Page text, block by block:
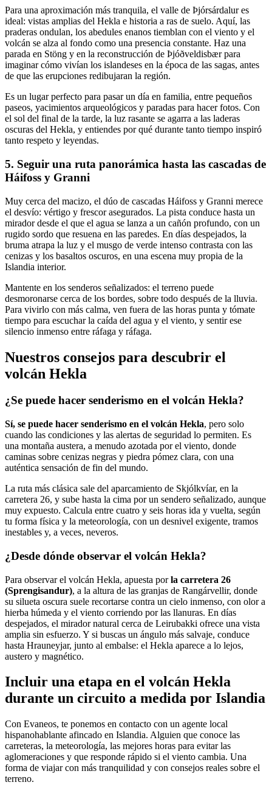
Para una aproximación más tranquila, el valle de Þjórsárdalur es
ideal: vistas amplias del Hekla e historia a ras de suelo. Aquí, las
praderas ondulan, los abedules enanos tiemblan con el viento y el
volcán se alza al fondo como una presencia constante. Haz una
parada en Stöng y en la reconstrucción de Þjóðveldisbær para
imaginar cómo vivían los islandeses en la época de las sagas, antes
de que las erupciones redibujaran la región.
Es un lugar perfecto para pasar un día en familia, entre pequeños
paseos, yacimientos arqueológicos y paradas para hacer fotos. Con
el sol del final de la tarde, la luz rasante se agarra a las laderas
oscuras del Hekla, y entiendes por qué durante tanto tiempo inspiró
tanto respeto y leyendas.
5. Seguir una ruta panorámica hasta las cascadas de
Háifoss y Granni
Muy cerca del macizo, el dúo de cascadas Háifoss y Granni merece
el desvío: vértigo y frescor asegurados. La pista conduce hasta un
mirador desde el que el agua se lanza a un cañón profundo, con un
rugido sordo que resuena en las paredes. En días despejados, la
bruma atrapa la luz y el musgo de verde intenso contrasta con las
cenizas y los basaltos oscuros, en una escena muy propia de la
Islandia interior.
Mantente en los senderos señalizados: el terreno puede
desmoronarse cerca de los bordes, sobre todo después de la lluvia.
Para vivirlo con más calma, ven fuera de las horas punta y tómate
tiempo para escuchar la caída del agua y el viento, y sentir ese
silencio inmenso entre ráfaga y ráfaga.
Nuestros consejos para descubrir el
volcán Hekla
¿Se puede hacer senderismo en el volcán Hekla?
Sí, se puede hacer senderismo en el volcán Hekla, pero solo
cuando las condiciones y las alertas de seguridad lo permiten. Es
una montaña austera, a menudo azotada por el viento, donde
caminas sobre cenizas negras y piedra pómez clara, con una
auténtica sensación de fin del mundo.
La ruta más clásica sale del aparcamiento de Skjólkvíar, en la
carretera 26, y sube hasta la cima por un sendero señalizado, aunque
muy expuesto. Calcula entre cuatro y seis horas ida y vuelta, según
tu forma física y la meteorología, con un desnivel exigente, tramos
inestables y, a veces, neveros.
¿Desde dónde observar el volcán Hekla?
Para observar el volcán Hekla, apuesta porla carretera 26
(Sprengisandur), a la altura de las granjas de Rangárvellir, donde
su silueta oscura suele recortarse contra un cielo inmenso, con olor a
hierba húmeda y el viento corriendo por las llanuras. En días
despejados, el mirador natural cerca de Leirubakki ofrece una vista
amplia sin esfuerzo. Y si buscas un ángulo más salvaje, conduce
hasta Hrauneyjar, junto al embalse: el Hekla aparece a lo lejos,
austero y magnético.
Incluir una etapa en el volcán Hekla
durante un circuito a medida por Islandia
Con Evaneos, te ponemos en contacto con un agente local
hispanohablante afincado en Islandia. Alguien que conoce las
carreteras, la meteorología, las mejores horas para evitar las
aglomeraciones y que responde rápido si el viento cambia. Una
forma de viajar con más tranquilidad y con consejos reales sobre el
terreno.